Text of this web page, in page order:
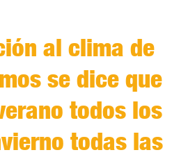
al clima de
se dice que
todos los
todas las